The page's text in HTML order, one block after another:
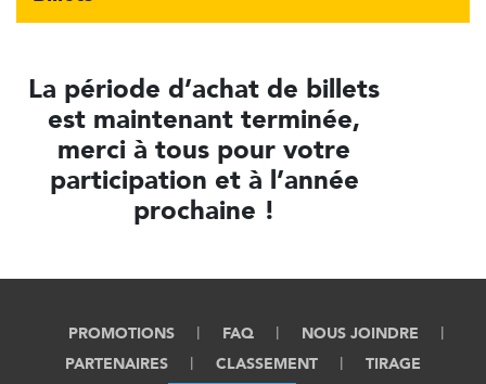
La période d’achat de billets
est maintenant terminée,
merci à tous pour votre
participation et à l’année
prochaine !
PROMOTIONS FAQ
NOUS JOINDRE
PARTENAIRES
CLASSEMENT TIRAGE